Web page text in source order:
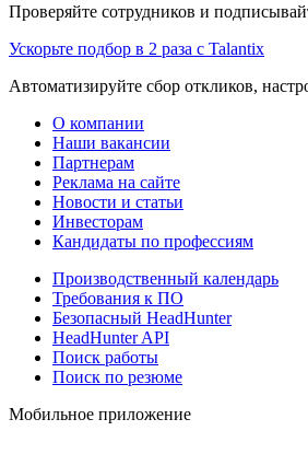
Проверяйте сотрудников и
Ускорьте подбор в 2 раза с Talantix
Автоматизируйте сбор откликов,
О компании
Наши вакансии
Партнерам
Реклама на сайте
Новости и статьи
Инвесторам
Кандидаты по профессиям
Производственный календарь
Требования к ПО
Безопасный HeadHunter
HeadHunter API
Поиск работы
Поиск по резюме
Мобильное приложение